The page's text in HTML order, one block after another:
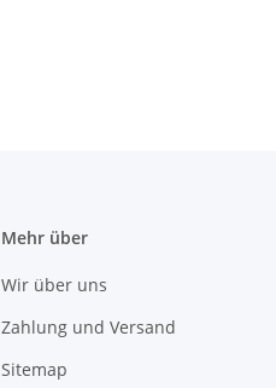
Mehr über
Wir über uns
Zahlung und Versand
Sitemap